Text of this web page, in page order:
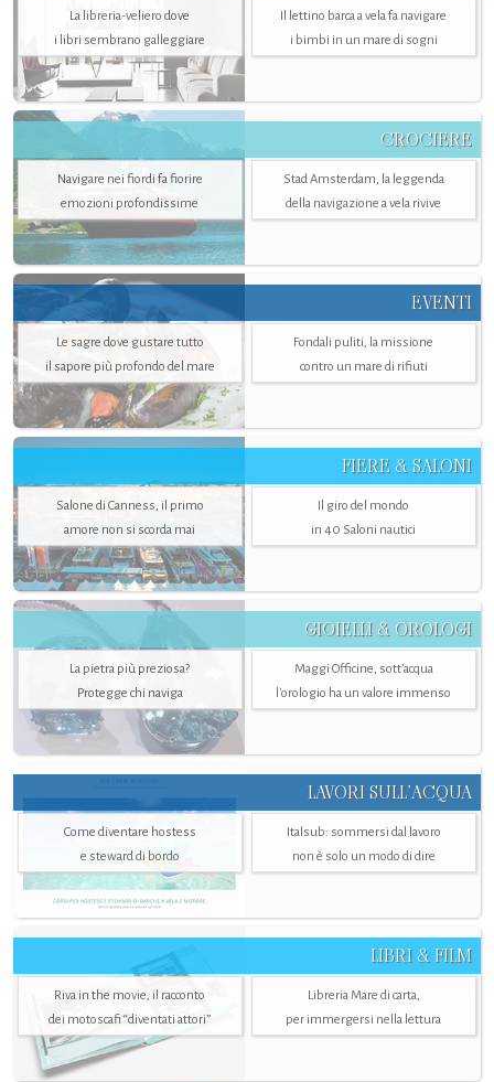
La libreria-veliero dove
i libri sembrano galleggiare
Il lettino barca a vela fa navigare
i bimbi in un mare di sogni
CROCIERE
Navigare nei fiordi fa fiorire
emozioni profondissime
Stad Amsterdam, la leggenda
della navigazione a vela rivive
EVENTI
Le sagre dove gustare tutto
il sapore più profondo del mare
Fondali puliti, la missione
contro un mare di rifiuti
FIERE & SALONI
Salone di Canness, il primo
amore non si scorda mai
Il giro del mondo
in 40 Saloni nautici
GIOIELLI & OROLOGI
La pietra più preziosa?
Protegge chi naviga
Maggi Officine, sott’acqua
l'orologio ha un valore immenso
LAVORI SULL’ACQUA
Come diventare hostess
e steward di bordo
Italsub: sommersi dal lavoro
non è solo un modo di dire
LIBRI & FILM
Riva in the movie, il racconto
dei motoscafi “diventati attori”
Libreria Mare di carta,
per immergersi nella lettura